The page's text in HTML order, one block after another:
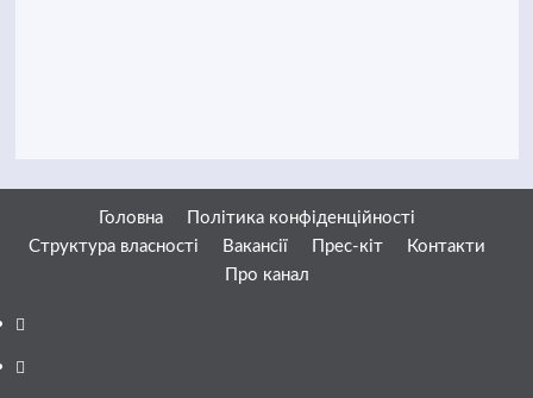
Головна
Політика конфіденційності
Структура власності
Вакансії Прес-кіт
Контакти
Про канал
Facebook
YouTube